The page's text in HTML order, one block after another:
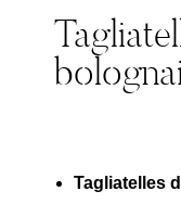
Tagliatelles